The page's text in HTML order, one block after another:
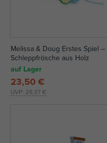
Melissa & Doug Erstes Spiel –
Schleppfrösche aus Holz
auf Lager
UVP: 29,37 €
23,50 €